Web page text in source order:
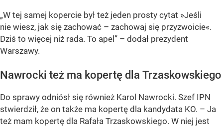
„W tej samej kopercie był też jeden prosty cytat »Jeśli
nie wiesz, jak się zachować – zachowaj się przyzwoicie«.
Dziś to więcej niż rada. To apel” – dodał prezydent
Warszawy.
Nawrocki też ma kopertę dla Trzaskowskiego
Do sprawy odniósł się również Karol Nawrocki. Szef IPN
stwierdził, że on także ma kopertę dla kandydata KO. – Ja
też mam kopertę dla Rafała Trzaskowskiego. W niej jest